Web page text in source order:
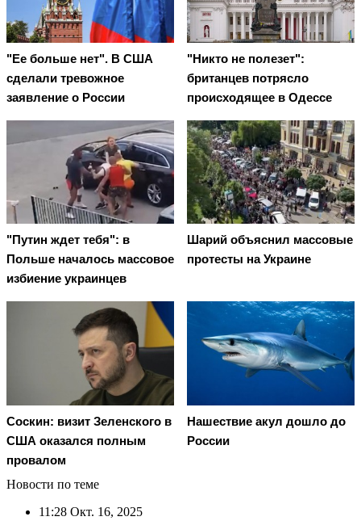
"Ее больше нет". В США
сделали тревожное
заявление о России
"Никто не полезет":
британцев потрясло
происходящее в Одессе
"Путин ждет тебя": в
Польше началось массовое
избиение украинцев
Шарий объяснил массовые
протесты на Украине
Соскин: визит Зеленского в
США оказался полным
провалом
Нашествие акул дошло до
России
Новости по теме
11:28 Окт. 16, 2025